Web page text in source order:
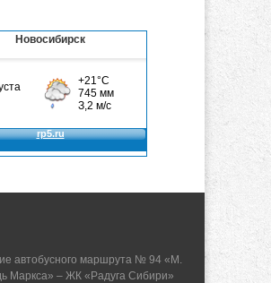
Новосибирск
автобусного маршрута № 94 «М.
Маркса» – ЖК «Радуга Сибири»